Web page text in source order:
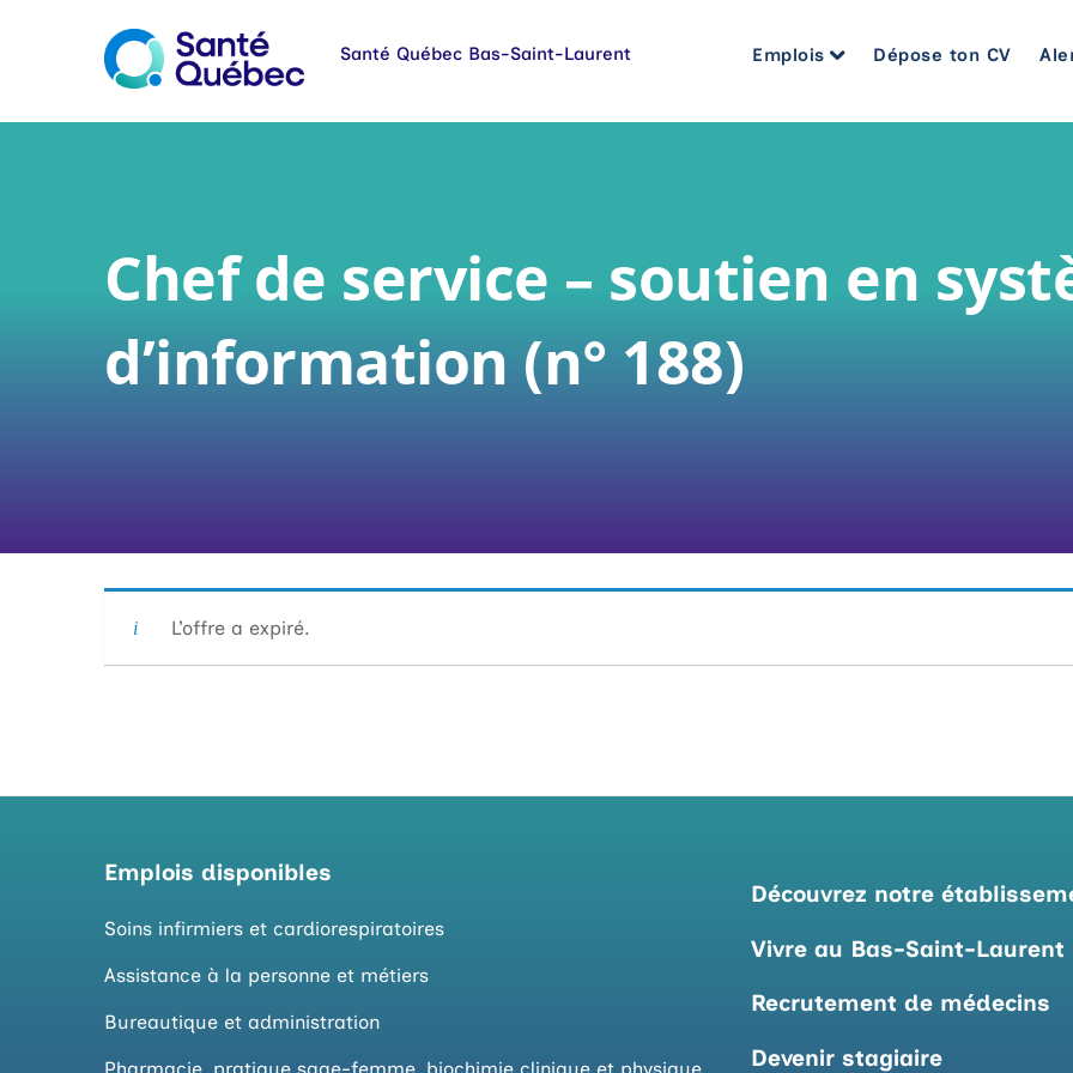
Emplois
Pharmacie, pratique sage-
Gestion et encadrement
Dépose ton CV
Chef de service – soutien en
d’information (n° 188)
L’offre a expiré.
Emplois disponibles
Soins infirmiers et cardiorespiratoires
Assistance à la personne et métiers
Bureautique et administration
Découvrez notre
Vivre au Bas-Saint-Laurent
Recrutement de médecins
Devenir stagiaire